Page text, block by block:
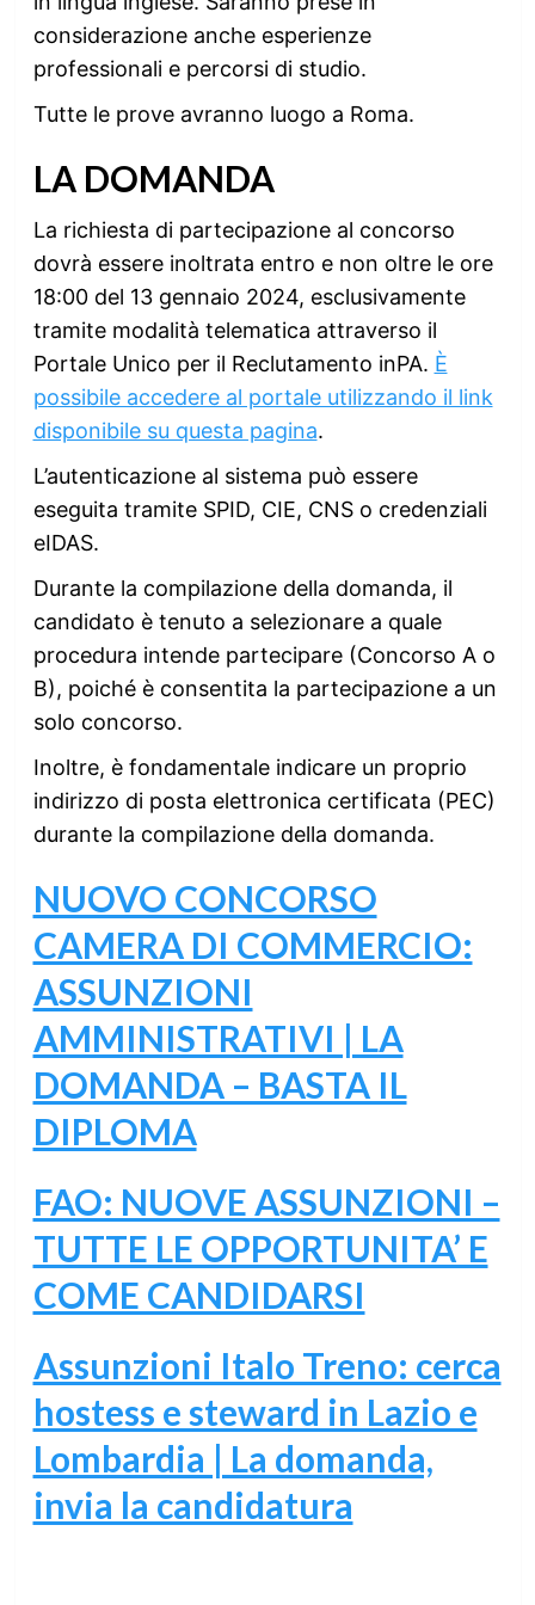
considerazione anche esperienze
professionali e percorsi di studio.
Tutte le prove avranno luogo a Roma.
LA DOMANDA
La richiesta di partecipazione al concorso
dovrà essere inoltrata entro e non oltre le ore
18:00 del 13 gennaio 2024, esclusivamente
tramite modalità telematica attraverso il
Portale Unico per il Reclutamento inPA. È
possibile accedere al portale utilizzando il link
disponibile su questa pagina.
L’autenticazione al sistema può essere
eseguita tramite SPID, CIE, CNS o credenziali
eIDAS.
Durante la compilazione della domanda, il
candidato è tenuto a selezionare a quale
procedura intende partecipare (Concorso A o
B), poiché è consentita la partecipazione a un
solo concorso.
Inoltre, è fondamentale indicare un proprio
indirizzo di posta elettronica certificata (PEC)
durante la compilazione della domanda.
NUOVO CONCORSO
CAMERA DI COMMERCIO:
ASSUNZIONI
AMMINISTRATIVI | LA
DOMANDA – BASTA IL
DIPLOMA
FAO: NUOVE ASSUNZIONI –
TUTTE LE OPPORTUNITA’ E
COME CANDIDARSI
Assunzioni Italo Treno: cerca
hostess e steward in Lazio e
Lombardia | La domanda,
invia la candidatura